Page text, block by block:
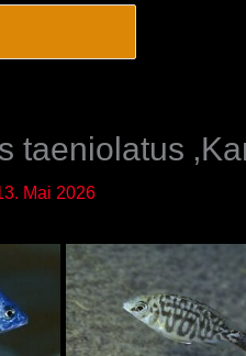
taeniolatus
Mai 2026